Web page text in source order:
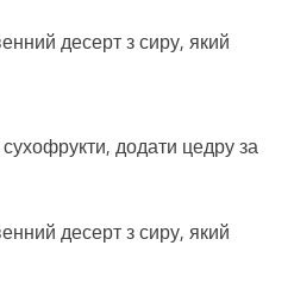
додати цедру за